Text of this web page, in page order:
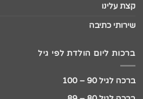
קצת עלינו
שירותי כתיבה
ברכות ליום הולדת לפי גיל
ברכה לגיל 90 – 100